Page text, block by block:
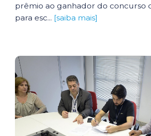
prêmio ao ganhador do concurso
para esc... [saiba mais]